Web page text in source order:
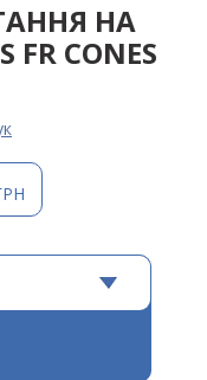
НА
CONES